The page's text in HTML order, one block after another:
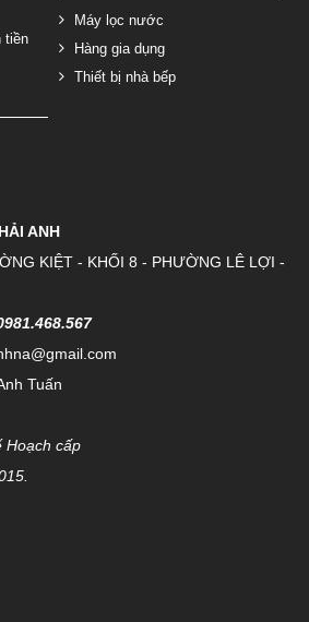
tiền
Máy lọc nước
Hàng gia dụng
Thiết bị nhà bếp
ANH
KIỆT - KHỐI 8 - PHƯỜNG LÊ LỢI -
Tuấn
Hoạch cấp